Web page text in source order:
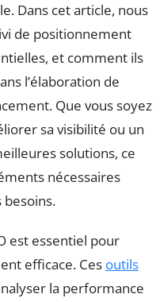
Dans cet article, nous
de positionnement
et comment ils
l’élaboration de
Que vous soyez
sa visibilité ou un
solutions, ce
nécessaires
besoins.
est essentiel pour
efficace. Ces outils
la performance